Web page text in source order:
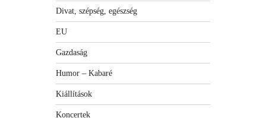
Divat, szépség, egészség
EU
Gazdaság
Humor – Kabaré
Kiállítások
Koncertek